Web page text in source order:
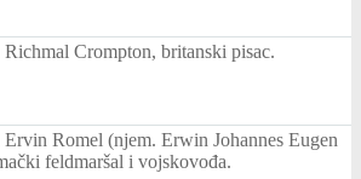
Richmal Crompton, britanski pisac.
Ervin Romel (njem. Erwin Johannes Eugen
feldmaršal i vojskovođa.